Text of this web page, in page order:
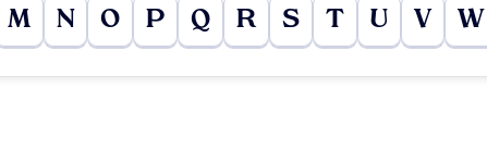
M N O P Q R S T U V W